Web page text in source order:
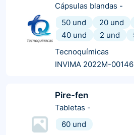
Cápsulas blandas -
50 und
20 und
40 und
2 und
Tecnoquímicas
INVIMA 2022M-
Pire-fen
Tabletas -
60 und